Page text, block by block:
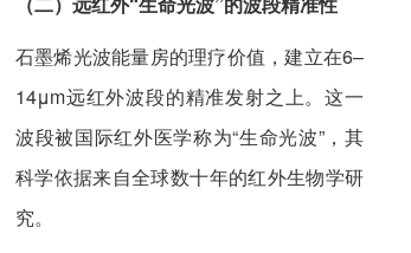
石墨烯光波能量房的理疗价值，建立在6–
14μm远红外波段的精准发射之上。这一
波段被国际红外医学称为“生命光波”，其
科学依据来自全球数十年的红外生物学研
究。